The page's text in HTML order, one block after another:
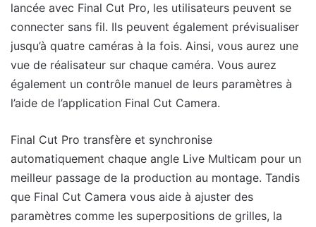
lancée avec Final Cut Pro, les utilisateurs peuvent se
connecter sans fil. Ils peuvent également prévisualiser
jusqu’à quatre caméras à la fois. Ainsi, vous aurez une
vue de réalisateur sur chaque caméra. Vous aurez
également un contrôle manuel de leurs paramètres à
l’aide de l’application Final Cut Camera.
Final Cut Pro transfère et synchronise
automatiquement chaque angle Live Multicam pour un
meilleur passage de la production au montage. Tandis
que Final Cut Camera vous aide à ajuster des
paramètres comme les superpositions de grilles, la